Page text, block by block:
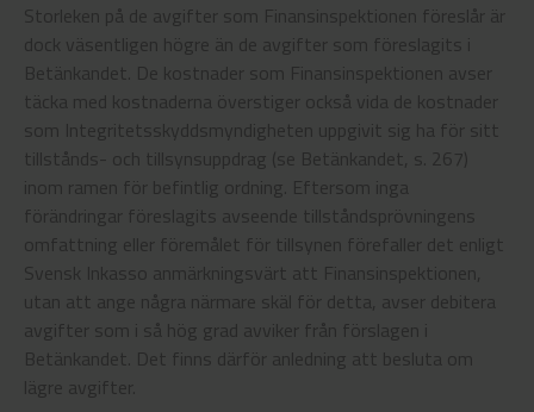
Storleken på de avgifter som Finansinspektionen föreslår är
dock väsentligen högre än de avgifter som föreslagits i
Betänkandet. De kostnader som Finansinspektionen avser
täcka med kostnaderna överstiger också vida de kostnader
som Integritetsskyddsmyndigheten uppgivit sig ha för sitt
tillstånds- och tillsynsuppdrag (se Betänkandet, s. 267)
inom ramen för befintlig ordning. Eftersom inga
förändringar föreslagits avseende tillståndsprövningens
omfattning eller föremålet för tillsynen förefaller det enligt
Svensk Inkasso anmärkningsvärt att Finansinspektionen,
utan att ange några närmare skäl för detta, avser debitera
avgifter som i så hög grad avviker från förslagen i
Betänkandet. Det finns därför anledning att besluta om
lägre avgifter.